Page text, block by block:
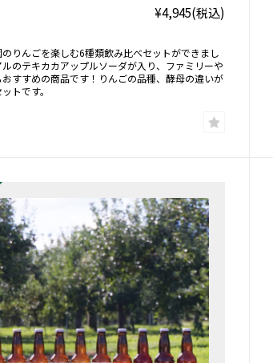
¥4,945(税込)
りんごを楽しむ6種類飲み比べセットができまし
のテキカカアップルソーダが入り、ファミリーや
おすすめの商品です！りんごの品種、酵母の違いが
トです。